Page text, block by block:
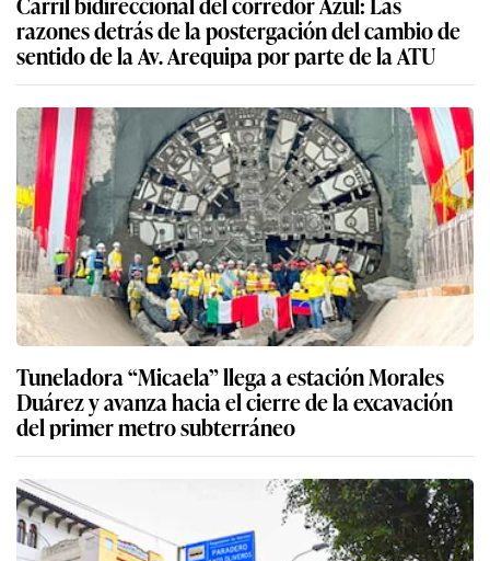
razones detrás de la postergación del cambio de
sentido de la Av. Arequipa por parte de la ATU
Tuneladora “Micaela” llega a estación Morales
Duárez y avanza hacia el cierre de la excavación
del primer metro subterráneo